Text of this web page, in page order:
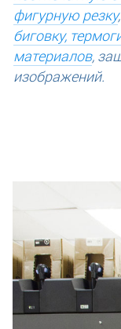
фигурную резку,
биговку,
материалов,
изображений.